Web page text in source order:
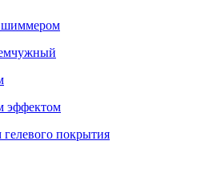
шиммером
эффектом
покрытия